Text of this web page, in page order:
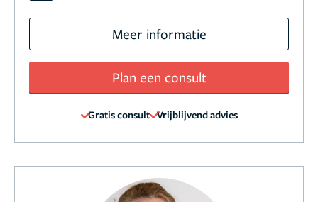
Meer informatie
Plan een consult
Gratis consult Vrijblijvend advies